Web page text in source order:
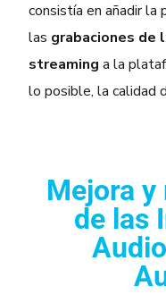
consistía en añadir la
las grabaciones de
streaming a la
lo posible, la calidad
Mejora
de las